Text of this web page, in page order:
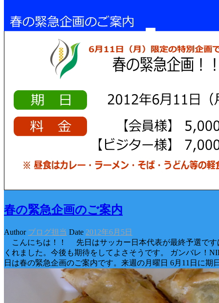
春の緊急企画のご案内
Author ブログ担当 Date 2012年6月5日
こんにちは！！ 先日はサッカー日本代表が最終予選です
くれました。今後も期待をしてよさそうです。 ガンバレ！
日は春の緊急企画のご案内です。来週の月曜日 6月11日に期